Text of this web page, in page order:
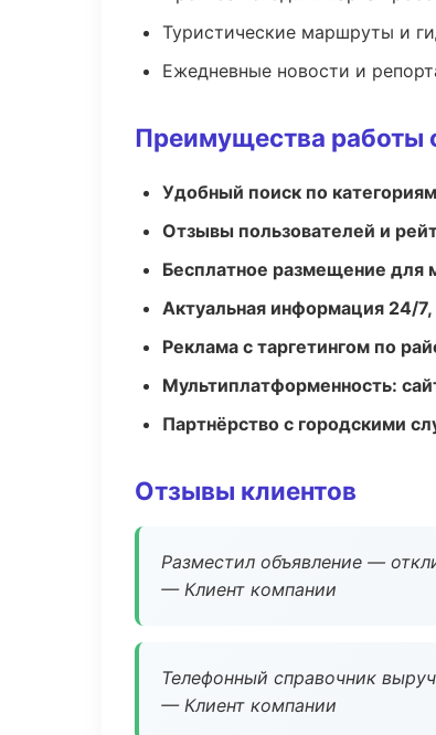
Туристические маршруты и
Ежедневные новости и
Преимущества работы
Удобный поиск по
Отзывы пользователей и
Бесплатное размещение для
Актуальная информация 24/
Реклама с таргетингом по
Мультиплатформенность:
Партнёрство с городскими
Отзывы клиентов
Разместил объявление —
— Клиент компании
Телефонный справочник
— Клиент компании